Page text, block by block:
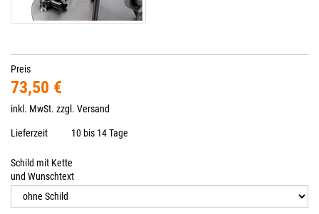
Preis
73,50 €
inkl. MwSt. zzgl. Versand
Lieferzeit 10 bis 14 Tage
Schild mit Kette
und Wunschtext